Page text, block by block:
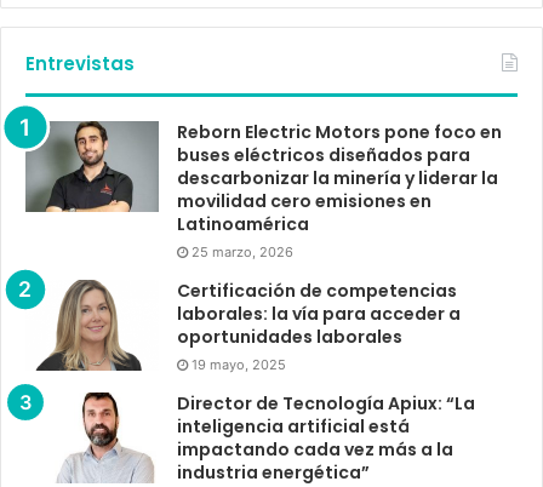
Entrevistas
Reborn Electric Motors pone foco en
buses eléctricos diseñados para
descarbonizar la minería y liderar la
movilidad cero emisiones en
Latinoamérica
25 marzo, 2026
Certificación de competencias
laborales: la vía para acceder a
oportunidades laborales
19 mayo, 2025
Director de Tecnología Apiux: “La
inteligencia artificial está
impactando cada vez más a la
industria energética”